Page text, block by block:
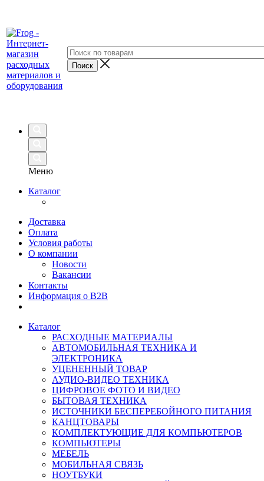
Меню
Каталог
Доставка
Оплата
Условия работы
О компании
Новости
Вакансии
Контакты
Информация о B2B
Каталог
РАСХОДНЫЕ МАТЕРИАЛЫ
АВТОМОБИЛЬНАЯ ТЕХНИКА И
ЭЛЕКТРОНИКА
УЦЕНЕННЫЙ ТОВАР
АУДИО-ВИДЕО ТЕХНИКА
ЦИФРОВОЕ ФОТО И ВИДЕО
БЫТОВАЯ ТЕХНИКА
ИСТОЧНИКИ БЕСПЕРЕБОЙНОГО ПИТАНИЯ
КАНЦТОВАРЫ
КОМПЛЕКТУЮЩИЕ ДЛЯ КОМПЬЮТЕРОВ
КОМПЬЮТЕРЫ
МЕБЕЛЬ
МОБИЛЬНАЯ СВЯЗЬ
НОУТБУКИ